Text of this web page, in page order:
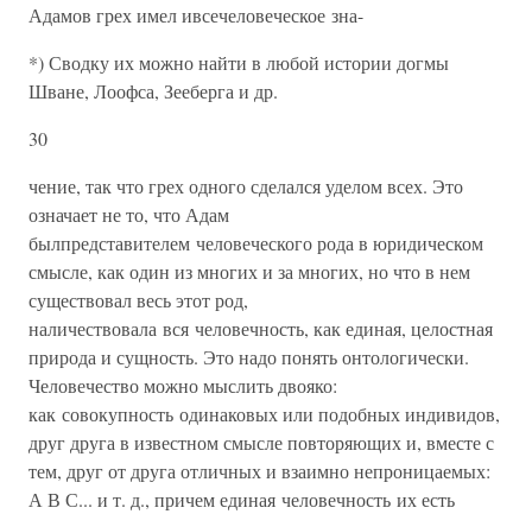
Адамов грех имел ивсечеловеческое зна-
*) Сводку их можно найти в любой истории догмы
Шване, Лоофса, Зееберга и др.
30
чение, так что грех одного сделался уделом всех. Это
означает не то, что Адам
былпредставителем человеческого рода в юридиче­ском
смысле, как один из многих и за многих, но что в нем
суще­ствовал весь этот род,
наличествовала вся человечность, как единая, целостная
природа и сущность. Это надо понять онтоло­гически.
Человечество можно мыслить двояко:
как совокупность одинаковых или подобных индивидов,
друг друга в известном смысле повторяющих и, вместе с
тем, друг от друга отличных и вза­имно непроницаемых:
А В С... и т. д., причем единая человечность их есть